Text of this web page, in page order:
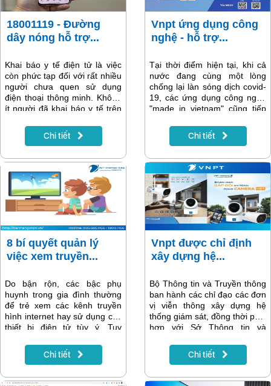
18001119 - Đường
dây nóng hỗ trợ...
Khai báo y tế điện tử là việc
còn phức tạp đối với rất nhiều
người chưa quen sử dụng
điện thoại thông minh. Không
ít người đã khai báo y tế trên
khai báo lại hoặc khai báo rồi
mà không có người hỏi đến.
một số người, dù không cố
tình trốn tránh khai báo y tế,
nhưng vì một hay nhiều lý do
nêu trên, mà không hoàn
thành bổ phận của mình.
Chi tiết
Vnpt ứng dụng công
nghệ - hỗ trợ...
Tại thời điểm hiện tại, khi cả
nước đang cùng một lòng
chống lại làn sóng dịch covid-
19, các ứng dụng công nghệ
"made in vietnam" cũng tiếp
giúp các cơ quan chức năng
cùng người dân theo dõi, truy
đến các ca bệnh.
Chi tiết
8 bí quyết quản lý
việc xem truyền...
Do bận rộn, các bậc phụ
huynh trong gia đình thường
để trẻ xem các kênh truyền
hình internet hay sử dụng các
thiết bị điện tử tùy ý. Tuy
không quản lý cách sử dụng
các thiết bị điện tử ở trẻ có thể
lường. Trong quá trình phát
Chi tiết
Vnpt được chỉ định
xây dựng hệ...
Bộ Thông tin và Truyền thông
ban hành các chỉ đạo các đơn
vị viễn thông xây dựng hệ
thống giám sát, đồng thời phối
hợp với Sở Thông tin và
phố khảo sát, kết nối camera
giám sát ở các khu cách ly về
do Bộ Thông tin và Truyền
Chi tiết